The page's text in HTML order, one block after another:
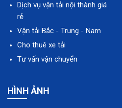
Dịch vụ vận tải nội thành giá
rẻ
Vận tải Bắc - Trung - Nam
Cho thuê xe tải
Tư vấn vận chuyển
HÌNH ẢNH